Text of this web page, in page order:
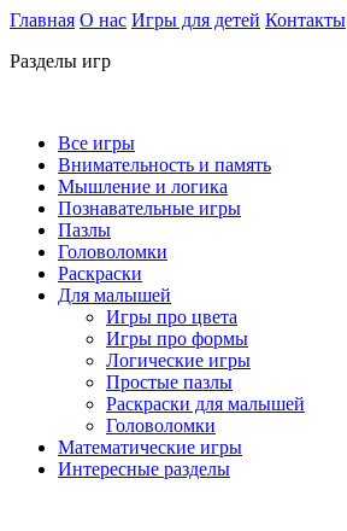
Главная О нас Игры для детей Контакты
Разделы игр
Все игры
Внимательность и память
Мышление и логика
Познавательные игры
Пазлы
Головоломки
Раскраски
Для малышей
Игры про цвета
Игры про формы
Логические игры
Простые пазлы
Раскраски для малышей
Головоломки
Математические игры
Интересные разделы